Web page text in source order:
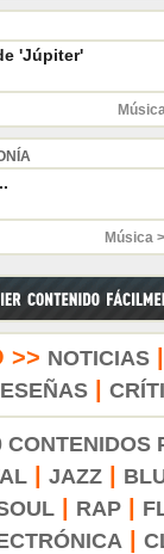
'Júpiter'
Música
>> NOTICIAS
|
CONTENIDOS
| JAZZ|
| RAP|